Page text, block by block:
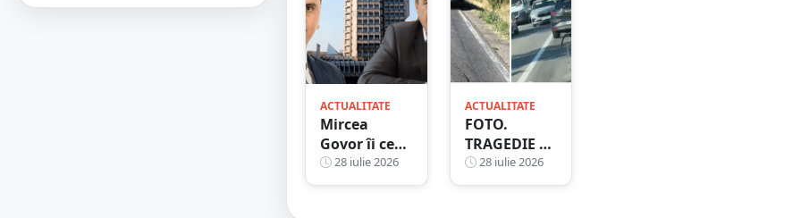
ACTUALITATE
Mircea
Govor îi cere
premierului
Ilie Bolojan
28 iulie 2026
ACTUALITATE
FOTO.
TRAGEDIE pe
DN 19. Un
adolescent
28 iulie 2026